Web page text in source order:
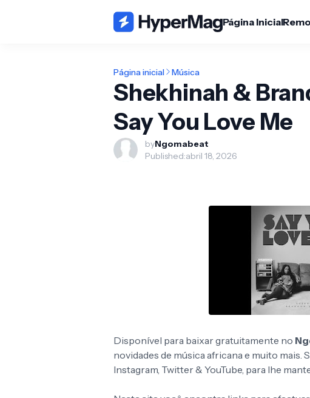
Página Inicial
Página inicial Música
Shekhinah &
Say You Love Me
byNgomabeat
Published:abril 18, 2026
Disponível para baixar gratuitamente no
novidades de música africana e muito mais.
Instagram, Twitter & YouTube, para lhe